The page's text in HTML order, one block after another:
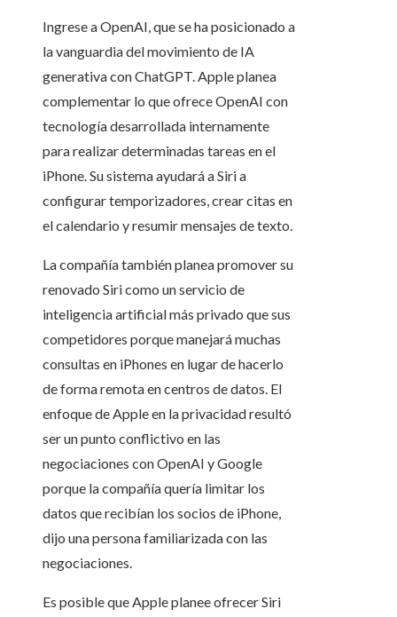
Ingrese a OpenAI, que se ha posicionado a
la vanguardia del movimiento de IA
generativa con ChatGPT. Apple planea
complementar lo que ofrece OpenAI con
tecnología desarrollada internamente
para realizar determinadas tareas en el
iPhone. Su sistema ayudará a Siri a
configurar temporizadores, crear citas en
el calendario y resumir mensajes de texto.
La compañía también planea promover su
renovado Siri como un servicio de
inteligencia artificial más privado que sus
competidores porque manejará muchas
consultas en iPhones en lugar de hacerlo
de forma remota en centros de datos. El
enfoque de Apple en la privacidad resultó
ser un punto conflictivo en las
negociaciones con OpenAI y Google
porque la compañía quería limitar los
datos que recibían los socios de iPhone,
dijo una persona familiarizada con las
negociaciones.
Es posible que Apple planee ofrecer Siri